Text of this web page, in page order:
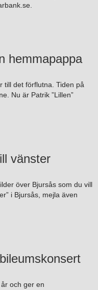
hemmapappa
till det förflutna. Tiden på
Nu är Patrik ”Lillen”
vänster
över Bjursås som du vill
i Bjursås, mejla även
och ger en